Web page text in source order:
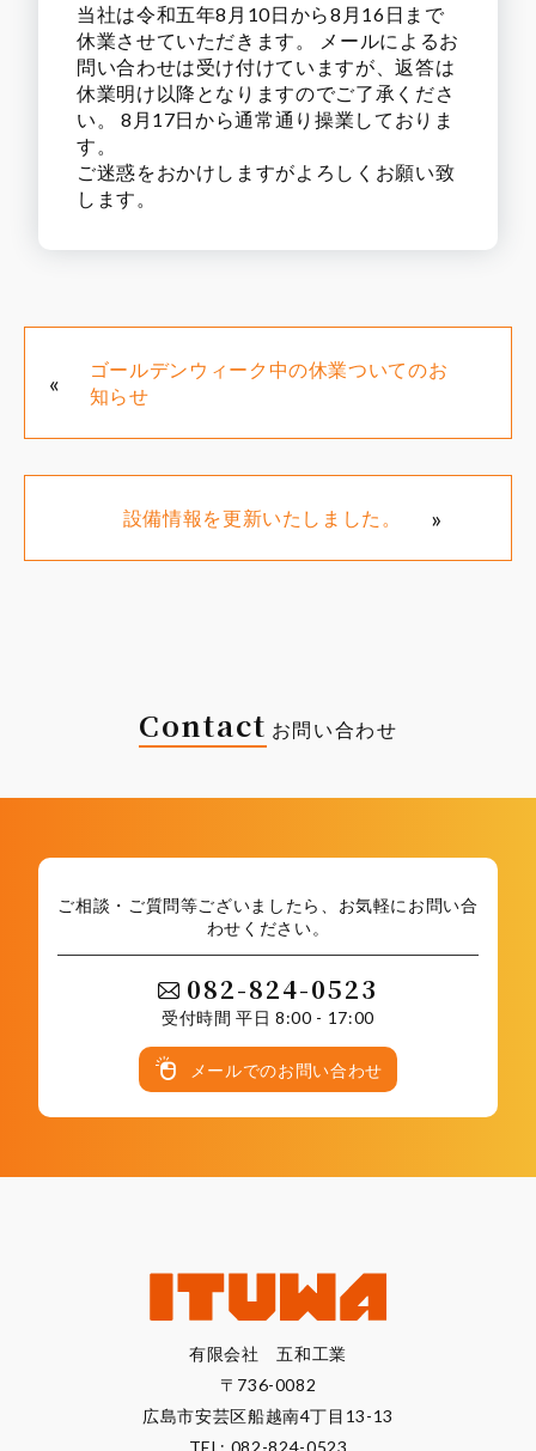
当社は令和五年8月10日から8月16日まで
休業させていただきます。
メールによるお
問い合わせは受け付けていますが、返答は
休業明け以降となりますのでご了承くださ
い。
8月17日から通常通り操業しておりま
す。
ご迷惑をおかけしますがよろしくお願い致
します。
«
ゴールデンウィーク中の休業ついてのお
知らせ
設備情報を更新いたしました。 »
Contact お問い合わせ
ご相談・ご質問等ございましたら、 お気軽にお問い合
わせください。
082-824-0523
受付時間 平日 8:00 - 17:00
メールでのお問い合わせ
有限会社 五和工業
〒736-0082
広島市安芸区船越南4丁目13-13
TEL: 082-824-0523